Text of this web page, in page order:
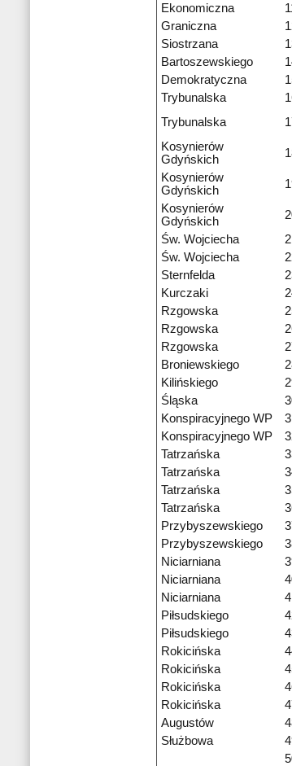
Ekonomiczna
Graniczna
Siostrzana
Bartoszewskiego
Demokratyczna
Trybunalska
Trybunalska
Kosynierów
Gdyńskich
Kosynierów
Gdyńskich
Kosynierów
Gdyńskich
Św. Wojciecha
Św. Wojciecha
Sternfelda
Kurczaki
Rzgowska
Rzgowska
Rzgowska
Broniewskiego
Kilińskiego
Śląska
Konspiracyjnego WP
Konspiracyjnego WP
Tatrzańska
Tatrzańska
Tatrzańska
Tatrzańska
Przybyszewskiego
Przybyszewskiego
Niciarniana
Niciarniana
Niciarniana
Piłsudskiego
Piłsudskiego
Rokicińska
Rokicińska
Rokicińska
Rokicińska
Augustów
Służbowa